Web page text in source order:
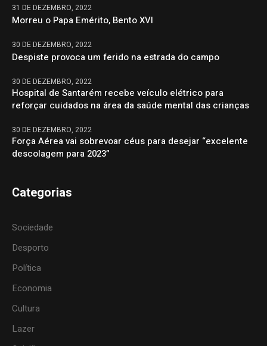
31 DE DEZEMBRO, 2022
Morreu o Papa Emérito, Bento XVI
30 DE DEZEMBRO, 2022
Despiste provoca um ferido na estrada do campo
30 DE DEZEMBRO, 2022
Hospital de Santarém recebe veículo elétrico para
reforçar cuidados na área da saúde mental das crianças
30 DE DEZEMBRO, 2022
Força Aérea vai sobrevoar céus para desejar “excelente
descolagem para 2023”
Categorias
Sociedade
Desporto
Política
Economia
Cultura
Lazer